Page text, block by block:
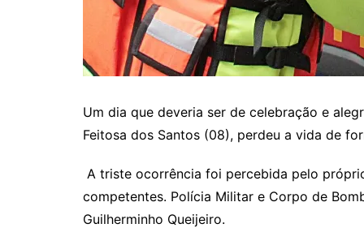
Um dia que deveria ser de celebração e
Feitosa dos Santos (08), perdeu a vida de
A triste ocorrência foi percebida pelo
competentes. Polícia Militar e Corpo de
Guilherminho Queijeiro.